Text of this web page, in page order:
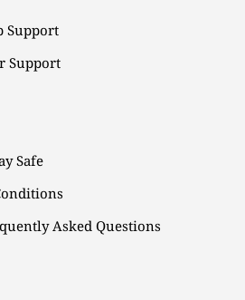
Support
Support
Safe
Asked Questions